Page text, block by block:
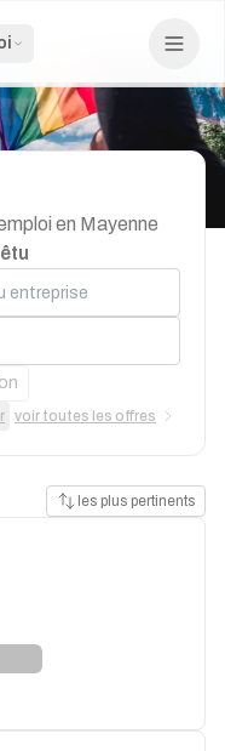
en Mayenne
voir toutes les offres
les plus pertinents